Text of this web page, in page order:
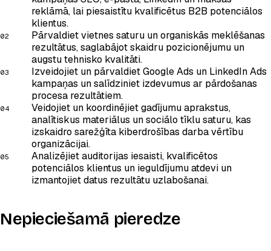
reklāmā, lai piesaistītu kvalificētus B2B potenciālos
klientus.
Pārvaldiet vietnes saturu un organiskās meklēšanas
rezultātus, saglabājot skaidru pozicionējumu un
augstu tehnisko kvalitāti.
Izveidojiet un pārvaldiet Google Ads un LinkedIn Ads
kampaņas un salīdziniet izdevumus ar pārdošanas
procesa rezultātiem.
Veidojiet un koordinējiet gadījumu aprakstus,
analītiskus materiālus un sociālo tīklu saturu, kas
izskaidro sarežģīta kiberdrošības darba vērtību
organizācijai.
Analizējiet auditorijas iesaisti, kvalificētos
potenciālos klientus un ieguldījumu atdevi un
izmantojiet datus rezultātu uzlabošanai.
Nepieciešamā pieredze